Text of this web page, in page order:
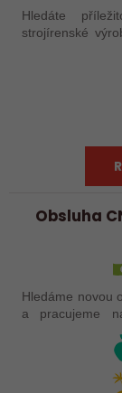
Hledáte
strojírenské
Jsme Sanborn
strojním
Obsluha
Hledáme novou
a pracujeme
Pracovistě cca 5